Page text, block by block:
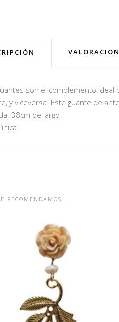
son el complemento
y viceversa. Este guante de
38cm de largo
RECOMENDAMOS…
RAMA DORADA
Y LÁGRIMAS BEIGE
15,00€